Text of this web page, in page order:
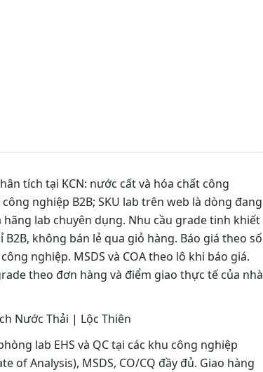
tích tại KCN: nước cất và hóa chất công
nghiệp B2B; SKU lab trên web là dòng đang
lab chuyên dụng. Nhu cầu grade tinh khiết
B2B, không bán lẻ qua giỏ hàng. Báo giá theo số
nghiệp. MSDS và COA theo lô khi báo giá.
theo đơn hàng và điểm giao thực tế của nhà
Nước Thải | Lộc Thiên
lab EHS và QC tại các khu công nghiệp
of Analysis), MSDS, CO/CQ đầy đủ. Giao hàng